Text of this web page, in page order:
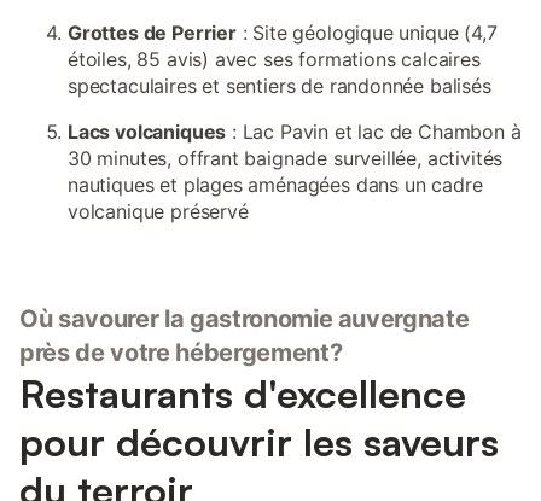
Grottes de Perrier: Site géologique unique (4,7
étoiles, 85 avis) avec ses formations calcaires
spectaculaires et sentiers de randonnée balisés
Lacs volcaniques : Lac Pavin et lac de Chambon à
30 minutes, offrant baignade surveillée, activités
nautiques et plages aménagées dans un cadre
volcanique préservé
Où savourer la gastronomie auvergnate
près de votre hébergement?
Restaurants d'excellence
pour découvrir les saveurs
du terroir